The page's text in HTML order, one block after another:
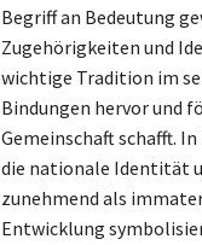
Begriff an Bedeutung
Zugehörigkeiten und
wichtige Tradition im
Bindungen hervor und
Gemeinschaft schafft.
die nationale Identität
zunehmend als
Entwicklung